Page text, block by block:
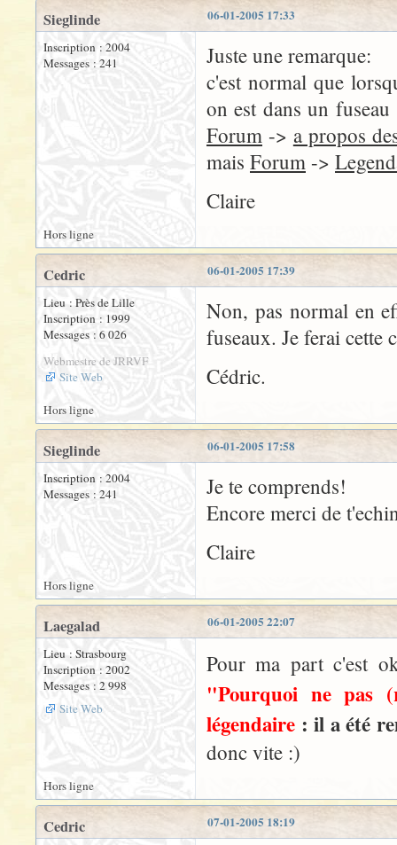
06-01-2005 17:33
Sieglinde
Inscription : 2004
Messages : 241
Juste une remarque:
c'est normal que
on est dans un
Forum -> a propos
mais Forum ->
Claire
Hors ligne
06-01-2005 17:39
Cedric
Lieu : Près de Lille
Inscription : 1999
Messages : 6 026
Webmestre de JRRVF
Site Web
Non, pas normal en
fuseaux. Je ferai cette
Cédric.
Hors ligne
06-01-2005 17:58
Sieglinde
Inscription : 2004
Messages : 241
Je te comprends!
Encore merci de
Claire
Hors ligne
06-01-2005 22:07
Laegalad
Lieu : Strasbourg
Inscription : 2002
Messages : 2 998
Site Web
Pour ma part c'est
"Pourquoi ne pas
légendaire : il a été
donc vite :)
Hors ligne
07-01-2005 18:19
Cedric